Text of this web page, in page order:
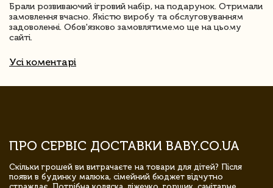
Брали розвиваючий ігровий набір, на подарунок. Отримали
замовлення вчасно. Якістю виробу та обслуговуванням
задоволенні. Обов'язково замовлятимемо ще на цьому
сайті.
Усі коментарі
ПРО СЕРВІС ДОСТАВКИ BABY.CO.UA
Скільки грошей ви витрачаєте на товари для дітей? Після
появи в будинку малюка, сімейний бюджет відчутно